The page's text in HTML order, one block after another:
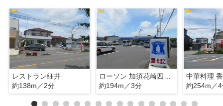
レストラン細井
約138m／2分
約194m／3分
中華料理
約254m／